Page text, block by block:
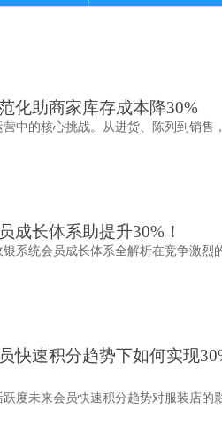
化助商家库存成本降30%
中的核心挑战。从进货、陈列到销售
成长体系助提升30%！
系统会员成长体系全解析在竞争激烈
快速积分趋势下如何实现
度未来会员快速积分趋势对服装店的